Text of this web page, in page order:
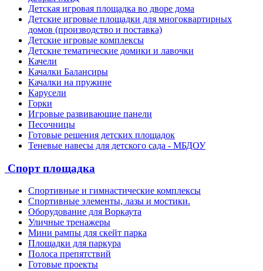
Детская игровая площадка во дворе дома
Детские игровые площадки для многоквартирных
домов (производство и поставка)
Детские игровые комплексы
Детские тематические домики и лавочки
Качели
Качалки Балансиры
Качалки на пружине
Карусели
Горки
Игровые развивающие панели
Песочницы
Готовые решения детских площадок
Теневые навесы для детского сада - МБДОУ
Спорт площадка
Спортивные и гимнастические комплексы
Спортивные элементы, лазы и мостики.
Оборудование для Воркаута
Уличные тренажеры
Мини рампы для скейт парка
Площадки для паркура
Полоса препятствий
Готовые проекты